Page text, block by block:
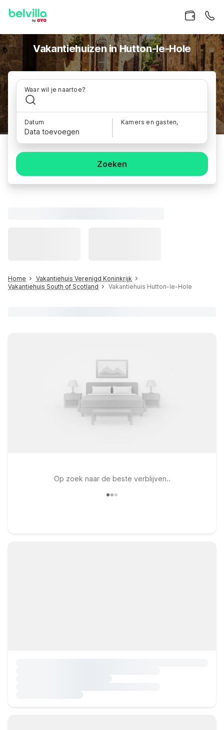
Vakantiehuizen in Hutton-le-Hole
Waar wil je naartoe?
Datum
Data toevoegen
Kamers en gasten,
Zoeken
Home
Vakantiehuis Verenigd Koninkrijk
Vakantiehuis South of Scotland
Vakantiehuis Hutton-le-Hole
Op zoek naar de beste verblijven..